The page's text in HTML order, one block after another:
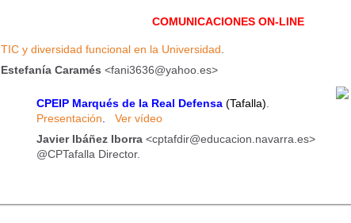
COMUNICACIONES ON-LINE
TIC y diversidad funcional en la Universidad
Estefanía Caramés <fani3636@yahoo.es>
CPEIP Marqués de la Real Defensa (Tafalla)
Presentación
Ver vídeo
Javier Ibáñez Iborra <cptafdir@educacion.navarra.es>
@CPTafalla Director.